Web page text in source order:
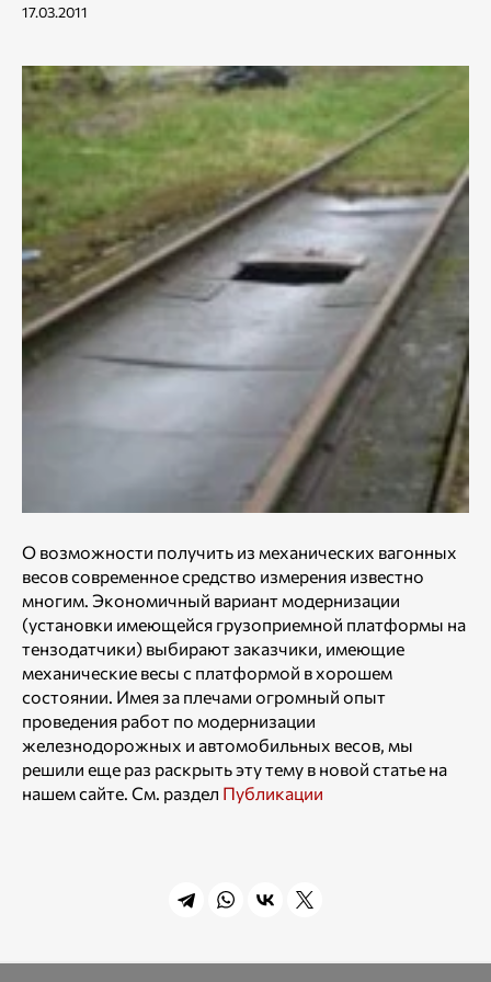
17.03.2011
О возможности получить из механических вагонных
весов современное средство измерения известно
многим. Экономичный вариант модернизации
(установки имеющейся грузоприемной платформы на
тензодатчики) выбирают заказчики, имеющие
механические весы с платформой в хорошем
состоянии. Имея за плечами огромный опыт
проведения работ по модернизации
железнодорожных и автомобильных весов, мы
решили еще раз раскрыть эту тему в новой статье на
нашем сайте. См. раздел Публикации